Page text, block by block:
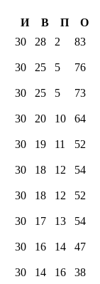
И В П
О
30 28 2 83
30 25 5 76
30 25 5 73
30 20 10 64
30 19 11 52
30 18 12 54
30 18 12 52
30 17 13 54
30 16 14 47
30 14 16 38